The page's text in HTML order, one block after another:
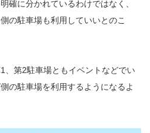
確に分かれているわけではなく、
の駐車場も利用していいとのこ
、第2駐車場ともイベントなどでい
の駐車場を利用するようになるよ